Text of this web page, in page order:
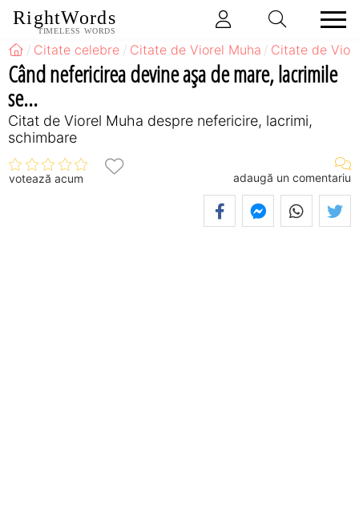
RightWords
TIMELESS WORDS
Citate celebre Citate de Viorel Muha Citate de
Când nefericirea devine aşa de mare, lacrimile
se...
Citat de Viorel Muha despre nefericire, lacrimi,
schimbare
votează acum adaugă un comentariu